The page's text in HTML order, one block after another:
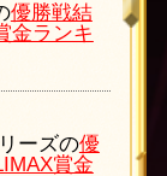
優勝戦結
金ランキ
ーズの優
賞金